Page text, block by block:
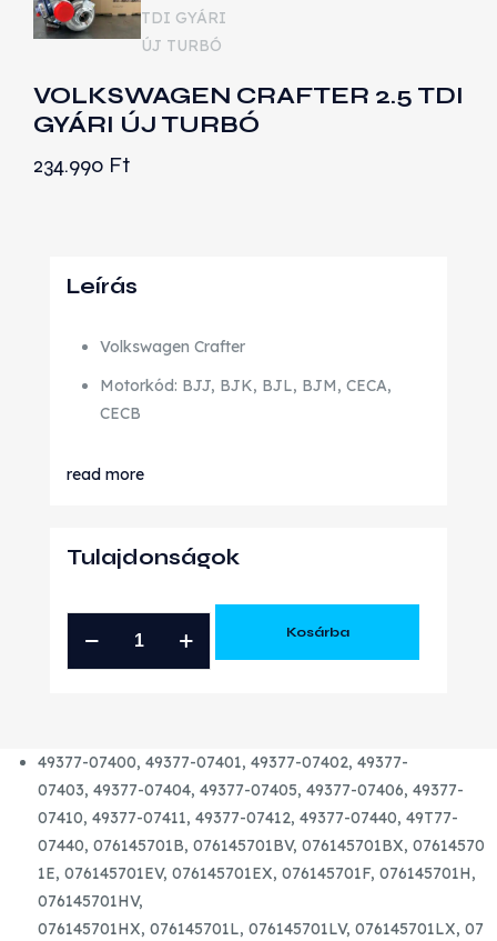
VOLKSWAGEN CRAFTER 2.5 TDI
GYÁRI ÚJ TURBÓ
234.990 Ft
Leírás
Volkswagen Crafter
Motorkód: BJJ, BJK, BJL, BJM, CECA,
CECB
read more
Tulajdonságok
CRAFTER
ÚJ
TURBÓ
mennyiség
Kosárba
49377-07400,49377-07401, 49377-07402, 49377-
07403, 49377-07404, 49377-07405, 49377-07406, 49377-
07410, 49377-07411, 49377-07412, 49377-07440, 49T77-
07440, 076145701B, 076145701BV, 076145701BX, 07614570
1E, 076145701EV, 076145701EX,076145701F, 076145701H,
076145701HV,
076145701HX, 076145701L, 076145701LV, 076145701LX, 07